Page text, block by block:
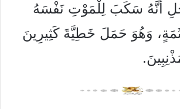
أَنَّهُ سَكَبَ لِلْمَوْتِ نَفْسَهُ
وَهُوَ حَمَلَ خَطِيَّةَ كَثِيرِينَ